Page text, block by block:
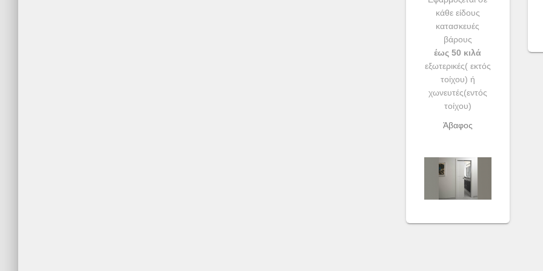
κάθε είδους
κατασκευές
βάρους
έως 50 κιλά
εξωτερικές( εκτός
τοίχου) ή
χωνευτές(εντός
τοίχου)
Άβαφος